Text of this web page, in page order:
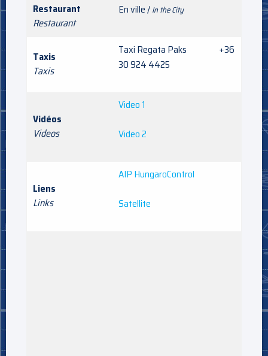
Restaurant
Restaurant
En ville /In the City
Taxis
Taxis
Taxi Regata Paks +36
30 924 4425
Vidéos
Videos
Video 1
Video 2
Liens
Links
AIP HungaroControl
Satellite